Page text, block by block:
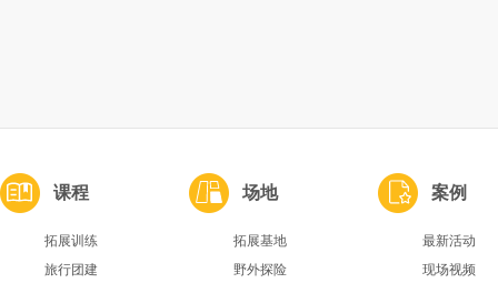
课程
拓展训练
旅行团建
场地
拓展基地
野外探险
案例
最新活动
现场视频